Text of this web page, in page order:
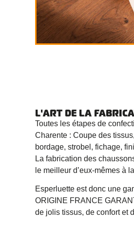
L'ART DE LA
Toutes les étapes de
Charente : Coupe des
bordage, strobel, fichage,
La fabrication des
le meilleur d’eux-mêmes à
Esperluette est donc une
ORIGINE FRANCE
de jolis tissus, de confort et